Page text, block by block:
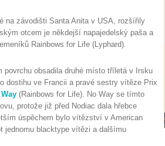
na závodišti Santa Anita v USA, rozšířily
otcem je někdejší napajedelský paša a
Rainbows for Life (Lyphard).
povrchu obsadila druhé místo tříletá v Irsku
dostihu ve Francii a pravé sestry vítěze Prix
Way(Rainbows for Life). No Way se tímto
protože již před Nodiac dala hřebce
úspěchem bylo vítězství v American
jednomu blacktype vítězi a dalšímu